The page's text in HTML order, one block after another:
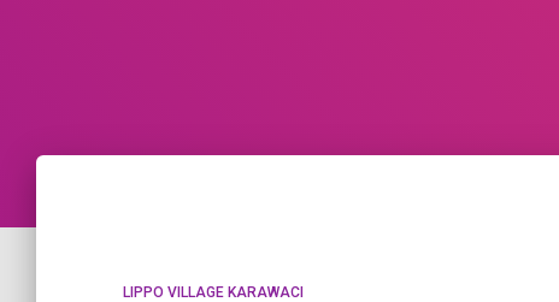
LIPPO VILLAGE KARAWACI